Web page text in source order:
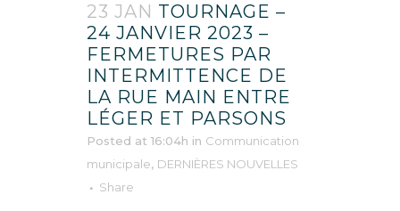
23 JAN TOURNAGE –
24 JANVIER 2023 –
FERMETURES PAR
INTERMITTENCE DE
LA RUE MAIN ENTRE
LÉGER ET PARSONS
Posted at 16:04h in Communication
municipale, DERNIÈRES NOUVELLES
Share